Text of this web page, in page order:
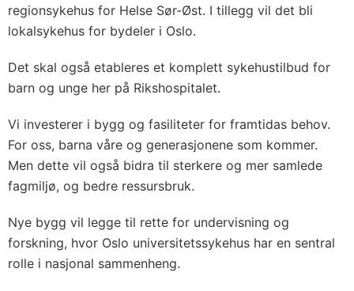
regionsykehus for Helse Sør-Øst. I tillegg vil det bli
lokalsykehus for bydeler i Oslo.
Det skal også etableres et komplett sykehustilbud for
barn og unge her på Rikshospitalet.
Vi investerer i bygg og fasiliteter for framtidas behov.
For oss, barna våre og generasjonene som kommer.
Men dette vil også bidra til sterkere og mer samlede
fagmiljø, og bedre ressursbruk.
Nye bygg vil legge til rette for undervisning og
forskning, hvor Oslo universitetssykehus har en sentral
rolle i nasjonal sammenheng.